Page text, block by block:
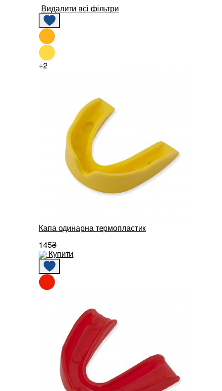
Видалити всі фільтри
+2
Капа одинарна термопластик
145₴
Купити